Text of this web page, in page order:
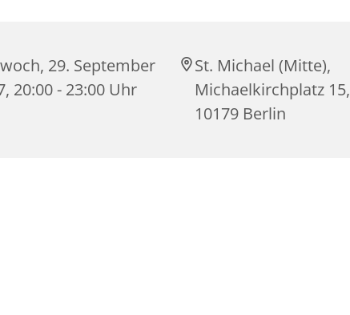
29. September
20:00 - 23:00 Uhr
St. Michael (Mitte),
Michaelkirchplatz 15,
10179 Berlin